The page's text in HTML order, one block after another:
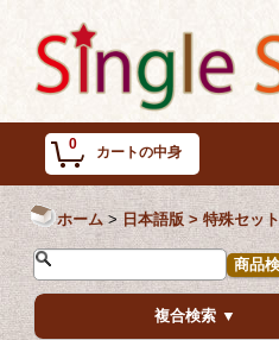
0 カートの中身
ホーム > 日本語版 > 特殊セット
複合検索 ▼